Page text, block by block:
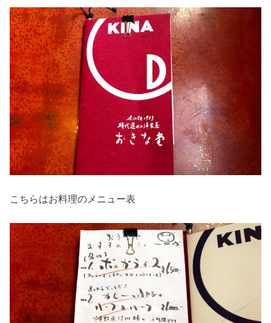
こちらはお料理のメニュー表